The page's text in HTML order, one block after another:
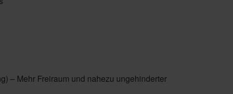
– Mehr Freiraum und nahezu ungehinderter